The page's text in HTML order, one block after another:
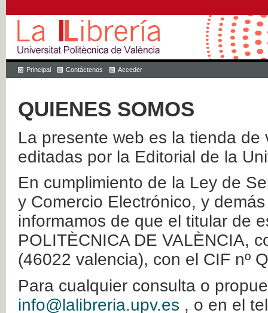
Principal Contáctenos Acceder
QUIENES SOMOS
La presente web es la tienda
editadas por la Editorial de la
En cumplimiento de la Ley de
y Comercio Electrónico, y
informamos de que el titular de
POLITÈCNICA DE VALÈNCIA,
(46022 valencia), con el CIF nº
Para cualquier consulta o
info@lalibreria.upv.es , o en el